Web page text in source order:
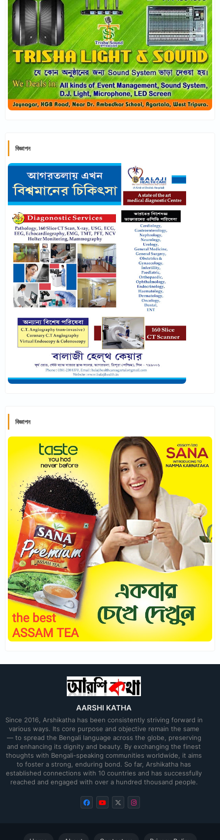
বিজ্ঞাপন
বিজ্ঞাপন
AARSHI KATHA
Since 2016, Arshikatha has been consistently striving forward in
various ways. Its core purpose and objective remain the same
— to spread the Bengali language across the globe, preserving
and enhancing its dignity and beauty. By exchanging the finest
thoughts with Bengali-speaking communities worldwide, it aims
to foster a strong, enduring bond. So far, Arshikatha has
established connections with 10 countries and has successfully
reached and engaged with over a hundred thousand people.